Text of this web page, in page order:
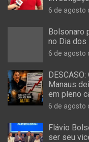
6 de agosto
Bolsonaro
no Dia dos
6 de agosto
Manaus
em pleno
6 de agosto
Flávio
ser seu